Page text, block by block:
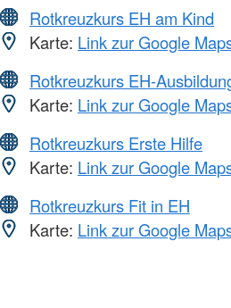
Rotkreuzkurs EH am Kind
Karte: Link zur Google
Rotkreuzkurs EH-
Karte: Link zur Google
Rotkreuzkurs Erste Hilfe
Karte: Link zur Google
Rotkreuzkurs Fit in EH
Karte: Link zur Google